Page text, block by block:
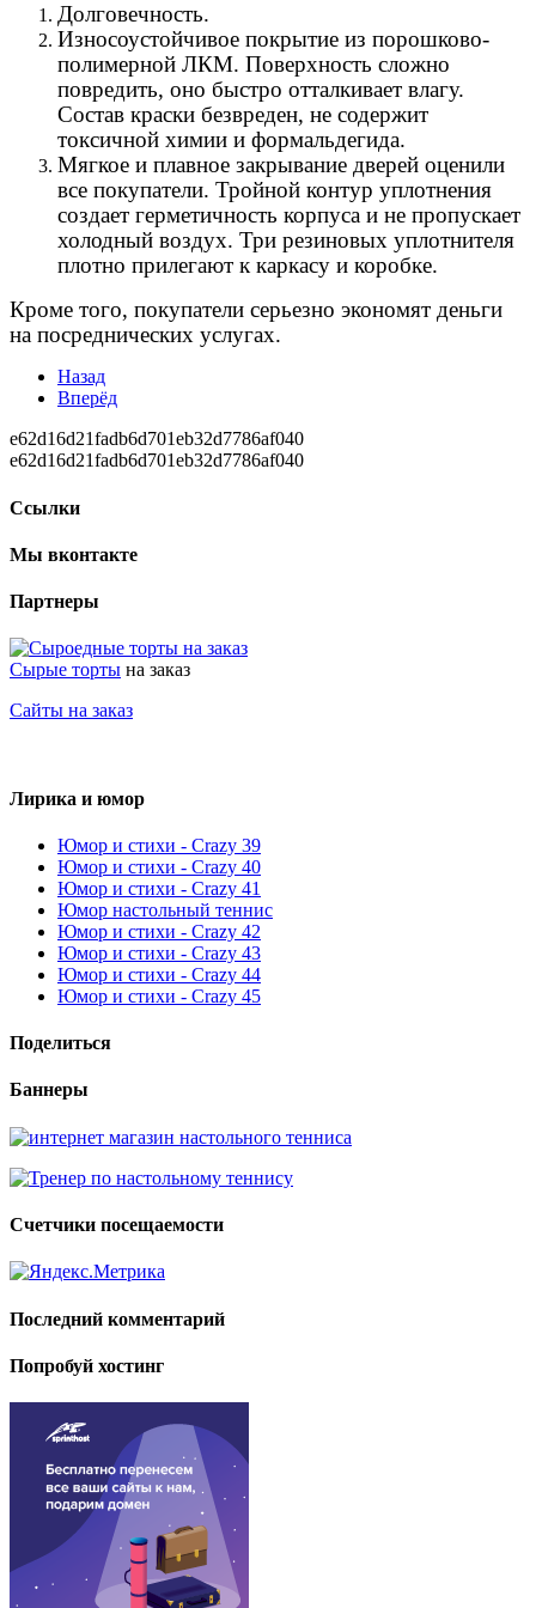
Долговечность.
Износоустойчивое покрытие из порошково-
полимерной ЛКМ. Поверхность сложно
повредить, оно быстро отталкивает влагу.
Состав краски безвреден, не содержит
токсичной химии и формальдегида.
Мягкое и плавное закрывание дверей оценили
все покупатели. Тройной контур уплотнения
создает герметичность корпуса и не пропускает
холодный воздух. Три резиновых уплотнителя
плотно прилегают к каркасу и коробке.
Кроме того, покупатели серьезно экономят деньги
на посреднических услугах.
Назад
Вперёд
e62d16d21fadb6d701eb32d7786af040
e62d16d21fadb6d701eb32d7786af040
Ссылки
Мы вконтакте
Партнеры
Сырые торты на заказ
Сайты на заказ
Лирика и юмор
Юмор и стихи - Crazy 39
Юмор и стихи - Crazy 40
Юмор и стихи - Crazy 41
Юмор настольный теннис
Юмор и стихи - Crazy 42
Юмор и стихи - Crazy 43
Юмор и стихи - Crazy 44
Юмор и стихи - Crazy 45
Поделиться
Баннеры
Счетчики посещаемости
Последний комментарий
Попробуй хостинг